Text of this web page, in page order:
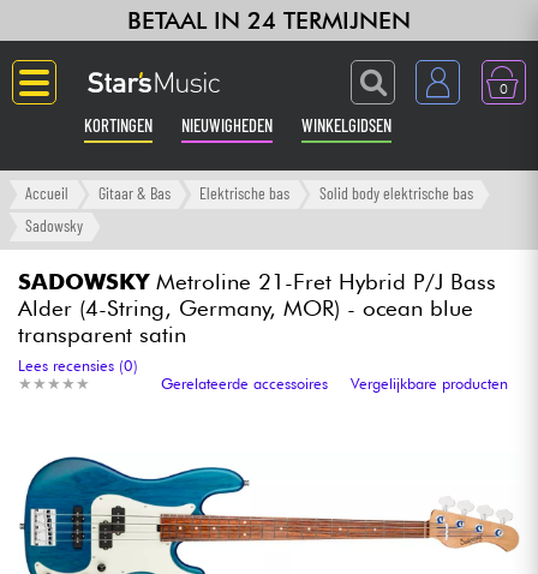
BETAAL IN 24 TERMIJNEN
0
KORTINGEN NIEUWIGHEDEN WINKELGIDSEN
Langue
Versterker & Effecten
Toetsenbord & Piano
Home-studio
Hoofdtelefoon
Accueil Gitaar & Bas Elektrische bas
Solid body elektrische bas
Sadowsky
SADOWSKYMetroline 21-Fret Hybrid P/J Bass
Alder (4-String, Germany, MOR) - ocean blue
transparent satin
★ ★ ★ ★ ★
★ ★ ★ ★ ★
Lees recensies (0)
Gerelateerde accessoires
Vergelijkbare producten